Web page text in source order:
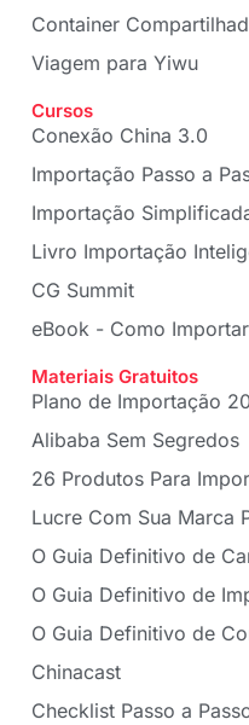
Container
Viagem para Yiwu
Cursos
Conexão China 3.0
Importação Passo a
Importação
Livro Importação
CG Summit
eBook - Como
Materiais Gratuitos
Plano de Importação
Alibaba Sem Segredos
26 Produtos Para
Lucre Com Sua Marca
O Guia Definitivo de
O Guia Definitivo de
O Guia Definitivo de
Chinacast
Checklist Passo a